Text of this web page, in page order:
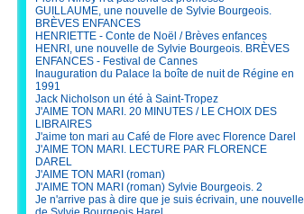
GUILLAUME, une nouvelle de Sylvie Bourgeois.
BRÈVES ENFANCES
HENRIETTE - Conte de Noël / Brèves enfances
HENRI, une nouvelle de Sylvie Bourgeois. BRÈVES
ENFANCES - Festival de Cannes
Inauguration du Palace la boîte de nuit de Régine en
1991
Jack Nicholson un été à Saint-Tropez
J'AIME TON MARI. 20 MINUTES / LE CHOIX DES
LIBRAIRES
J'aime ton mari au Café de Flore avec Florence Darel
J'AIME TON MARI. LECTURE PAR FLORENCE
DAREL
J'AIME TON MARI (roman)
J'AIME TON MARI (roman) Sylvie Bourgeois. 2
Je n'arrive pas à dire que je suis écrivain, une nouvelle